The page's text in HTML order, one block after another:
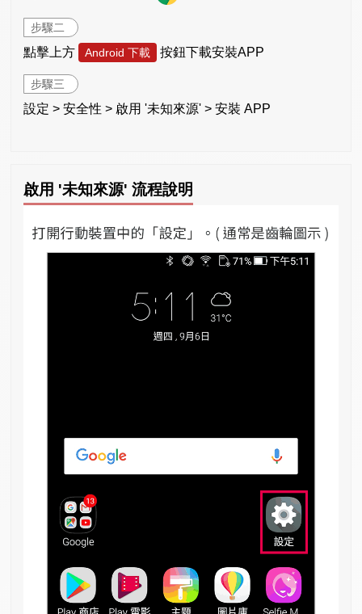
步驟二
點擊上方 Android 下載 按鈕下載安裝APP
步驟三
設定 > 安全性 > 啟用 '未知來源' > 安裝 APP
啟用 '未知來源' 流程說明